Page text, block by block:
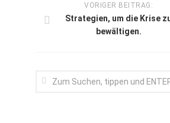
VORIGER BEITRAG:
Strategien, um die Krise
bewältigen.